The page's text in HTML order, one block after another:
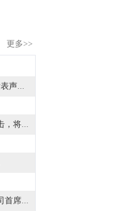
更多>>
金十数据8月8日讯，土耳其通信局7日发表声明表示，土耳其当天同沙特阿拉伯和巴基斯坦签署的《麦加共同防务协议》与北约第五条即集体防御条款并不冲突。当天早些时候，沙特、土耳其和巴基斯坦三国领导人在沙特麦加签署《麦加共同防务协议》。协议规定，对三国中任何一国的武装攻击将被视为对三国全体的攻击。有舆论认为，土耳其签署该协议“违反《北大西洋公约》第五条即集体防御条款并建立了一个平行联盟结构”。土耳其通信局声明说，上述说法“完全没有根据”，是“显而易见的舆论操控”。声明说，该协议并不与包括北约在内的土耳其现有国际联盟承诺相冲突，相反，它构成了一种补充性合作机制，有助于维护区域安全。土耳（央视新闻）
也门军方警告称，如果胡塞武装继续攻击，将采取进一步回应措施。
金十数据8月8日讯，阿波罗全球管理公司首席经济学家托尔斯滕·斯洛克表示：“目前通胀已经不限于经济问题，而是关乎美联储的信誉。自2021年以来，通胀一直高于目标水平。对于世界头号央行而言，高通胀持续的时间非常、非常久。”